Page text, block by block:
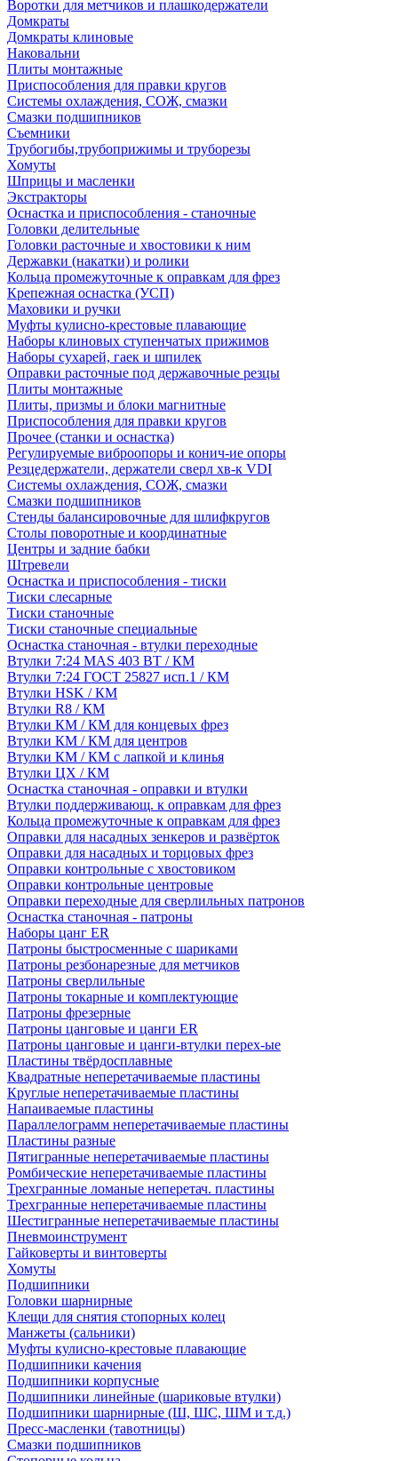
Воротки для метчиков и плашкодержатели
Домкраты
Домкраты клиновые
Наковальни
Плиты монтажные
Приспособления для правки кругов
Системы охлаждения, СОЖ, смазки
Смазки подшипников
Съемники
Трубогибы,трубоприжимы и труборезы
Хомуты
Шприцы и масленки
Экстракторы
Оснастка и приспособления - станочные
Головки делительные
Головки расточные и хвостовики к ним
Державки (накатки) и ролики
Кольца промежуточные к оправкам для фрез
Крепежная оснастка (УСП)
Маховики и ручки
Муфты кулисно-крестовые плавающие
Наборы клиновых ступенчатых прижимов
Наборы сухарей, гаек и шпилек
Оправки расточные под державочные резцы
Плиты монтажные
Плиты, призмы и блоки магнитные
Приспособления для правки кругов
Прочее (станки и оснастка)
Регулируемые виброопоры и конич-ие опоры
Резцедержатели, держатели сверл хв-к VDI
Системы охлаждения, СОЖ, смазки
Смазки подшипников
Стенды балансировочные для шлифкругов
Столы поворотные и координатные
Центры и задние бабки
Штревели
Оснастка и приспособления - тиски
Тиски слесарные
Тиски станочные
Тиски станочные специальные
Оснастка станочная - втулки переходные
Втулки 7:24 MAS 403 BT / КМ
Втулки 7:24 ГОСТ 25827 исп.1 / КМ
Втулки HSK / КМ
Втулки R8 / КМ
Втулки КМ / КМ для концевых фрез
Втулки КМ / КМ для центров
Втулки КМ / КМ с лапкой и клинья
Втулки ЦХ / КМ
Оснастка станочная - оправки и втулки
Втулки поддерживающ. к оправкам для фрез
Кольца промежуточные к оправкам для фрез
Оправки для насадных зенкеров и развёрток
Оправки для насадных и торцовых фрез
Оправки контрольные с хвостовиком
Оправки контрольные центровые
Оправки переходные для сверлильных патронов
Оснастка станочная - патроны
Наборы цанг ER
Патроны быстросменные с шариками
Патроны резбонарезные для метчиков
Патроны сверлильные
Патроны токарные и комплектующие
Патроны фрезерные
Патроны цанговые и цанги ER
Патроны цанговые и цанги-втулки перех-ые
Пластины твёрдосплавные
Квадратные неперетачиваемые пластины
Круглые неперетачиваемые пластины
Напаиваемые пластины
Параллелограмм неперетачиваемые пластины
Пластины разные
Пятигранные неперетачиваемые пластины
Ромбические неперетачиваемые пластины
Трехгранные ломаные неперетач. пластины
Трехгранные неперетачиваемые пластины
Шестигранные неперетачиваемые пластины
Пневмоинструмент
Гайковерты и винтоверты
Хомуты
Подшипники
Головки шарнирные
Клещи для снятия стопорных колец
Манжеты (сальники)
Муфты кулисно-крестовые плавающие
Подшипники качения
Подшипники корпусные
Подшипники линейные (шариковые втулки)
Подшипники шарнирные (Ш, ШС, ШМ и т.д.)
Пресс-масленки (тавотницы)
Смазки подшипников